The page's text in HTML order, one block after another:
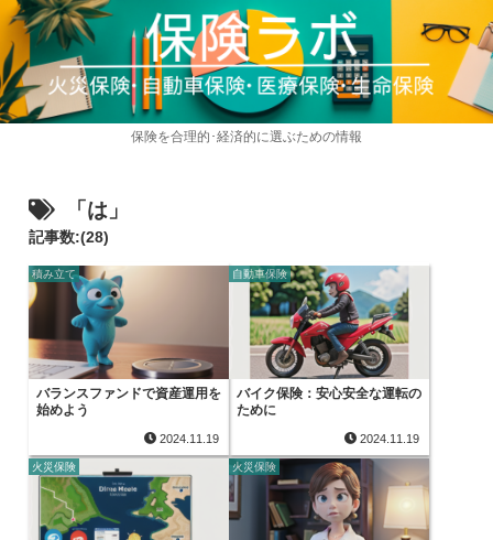
保険を合理的･経済的に選ぶための情報
「は」
記事数:(28)
積み立て
バランスファンドで資産運用を
始めよう
2024.11.19
自動車保険
バイク保険：安心安全な運転の
ために
2024.11.19
火災保険 火災保険